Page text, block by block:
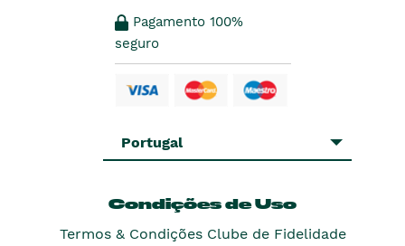
Pagamento 100%
seguro
Portugal
Condições de Uso
Termos & Condições Clube de Fidelidade